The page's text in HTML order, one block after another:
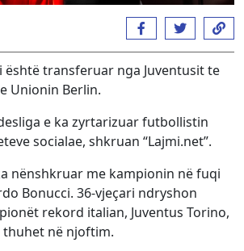
është transferuar nga Juventusit te
Unionin Berlin.
e ka zyrtarizuar futbollistin
socialae, shkruan “Lajmi.net”.
nënshkruar me kampionin në fuqi
Bonucci. 36-vjeçari ndryshon
rekord italian, Juventus Torino,
thuhet në njoftim.